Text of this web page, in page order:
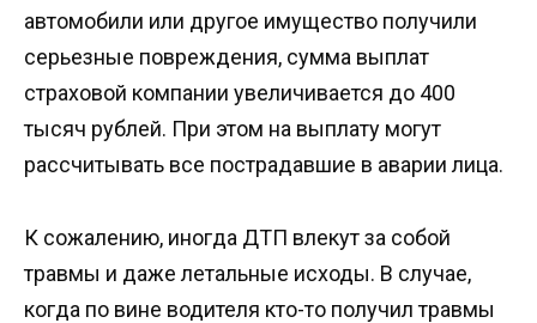
автомобили или другое имущество получили
серьезные повреждения, сумма выплат
страховой компании увеличивается до 400
тысяч рублей. При этом на выплату могут
рассчитывать все пострадавшие в аварии лица.
К сожалению, иногда ДТП влекут за собой
травмы и даже летальные исходы. В случае,
когда по вине водителя кто-то получил травмы